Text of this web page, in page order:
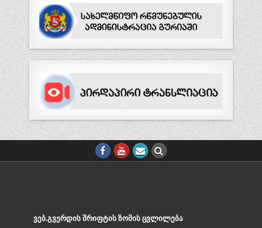
ᲕᲔᲑ.ᲒᲕᲔᲠᲓᲘᲡ ᲨᲠᲘᲤᲢᲘᲡ ᲖᲝᲛᲘᲡ ᲪᲕᲚᲘᲚᲔᲑᲐ